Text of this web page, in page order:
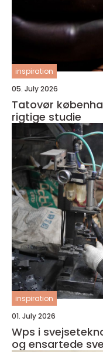
inspiration
05. July 2026
Tatovør københavn sådan finder
rigtige studie
inspiration
01. July 2026
Wps i
og ensartede